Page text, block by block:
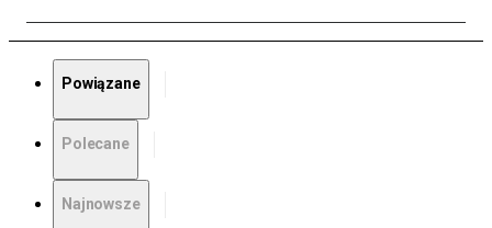
Powiązane
Polecane
Najnowsze